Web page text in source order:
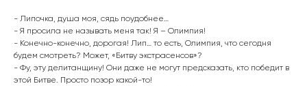
- Липочка, душа моя, сядь поудобнее…
- Я просила не называть меня так! Я – Олимпия!
- Конечно-конечно, дорогая! Лип… то есть, Олимпия, что сегодня
будем смотреть? Может, «Битву экстрасенсов»?
- Фу, эту делитанщину! Они даже не могут предсказать, кто победит в
этой Битве. Просто позор какой-то!